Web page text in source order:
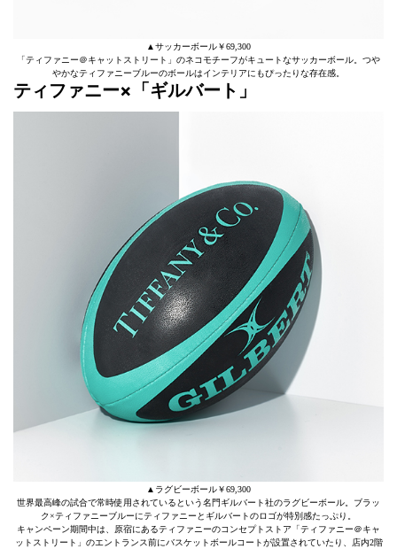
▲サッカーボール￥69,300
「ティファニー＠キャットストリート」のネコモチーフがキュートなサッカーボール。つや
やかなティファニーブルーのボールはインテリアにもぴったりな存在感。
ティファニー×「ギルバート」
▲ラグビーボール￥69,300
世界最高峰の試合で常時使用されているという名門ギルバート社のラグビーボール。ブラッ
ク×ティファニーブルーにティファニーとギルバートのロゴが特別感たっぷり。
キャンペーン期間中は、原宿にあるティファニーのコンセプトストア「ティファニー＠キャ
ットストリート」のエントランス前にバスケットボールコートが設置されていたり、店内2階